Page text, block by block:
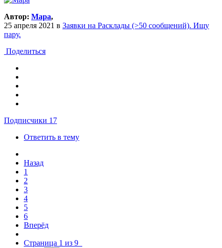
Автор: Мара,
25 апреля 2021 в Заявки на Расклады (>50 сообщений). Ищу
пару.
Поделиться
Подписчики 17
Ответить в тему
Назад
1
2
3
4
5
6
Вперёд
Страница 1 из 9